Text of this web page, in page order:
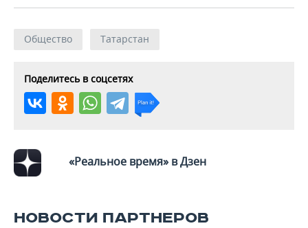
Общество Татарстан
Поделитесь в соцсетях
«Реальное время» в Дзен
НОВОСТИ ПАРТНЕРОВ